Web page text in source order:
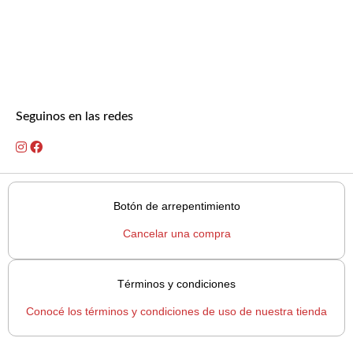
Seguinos en las redes
Botón de arrepentimiento
Cancelar una compra
Términos y condiciones
Conocé los términos y condiciones de uso de nuestra tienda